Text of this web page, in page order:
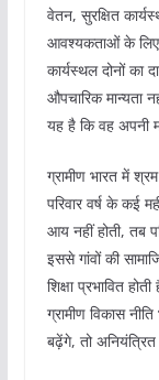
वेतन, सुरक्षित
आवश्यकताओं के लिए
कार्यस्थल दोनों का
औपचारिक मान्यता
यह है कि वह अपनी
ग्रामीण भारत में
परिवार वर्ष के कई
आय नहीं होती, तब
इससे गांवों की
शिक्षा प्रभावित
ग्रामीण विकास
बढ़ेंगे, तो